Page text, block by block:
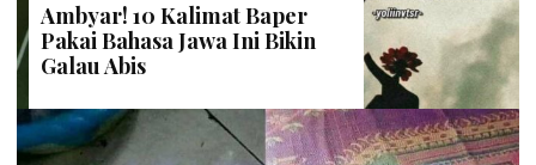
Ambyar! 10 Kalimat Baper
Pakai Bahasa Jawa Ini Bikin
Galau Abis